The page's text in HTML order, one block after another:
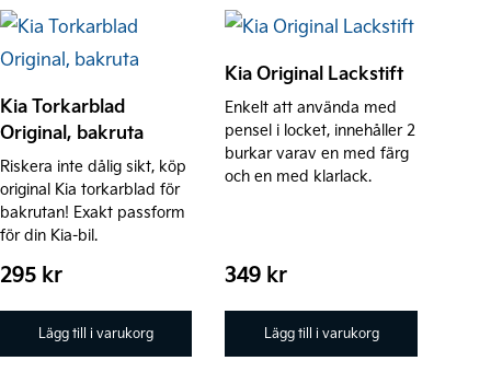
Kia Torkarblad
Original, bakruta
Riskera inte dålig sikt, köp
original Kia torkarblad för
bakrutan! Exakt passform
för din Kia-bil.
295 kr
Lägg till i varukorg
Kia Original Lackstift
Enkelt att använda med
pensel i locket, innehåller 2
burkar varav en med färg
och en med klarlack.
349 kr
Lägg till i varukorg